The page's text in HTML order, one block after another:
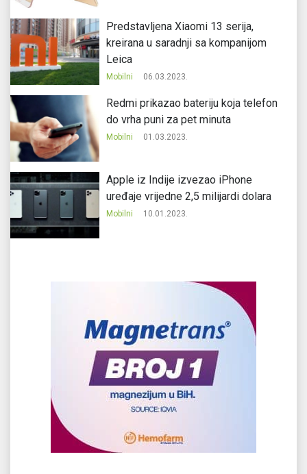
Predstavljena Xiaomi 13 serija,
kreirana u saradnji sa kompanijom
Leica
Mobilni 06.03.2023.
Redmi prikazao bateriju koja telefon
do vrha puni za pet minuta
Mobilni 01.03.2023.
Apple iz Indije izvezao iPhone
uređaje vrijedne 2,5 milijardi dolara
Mobilni 10.01.2023.